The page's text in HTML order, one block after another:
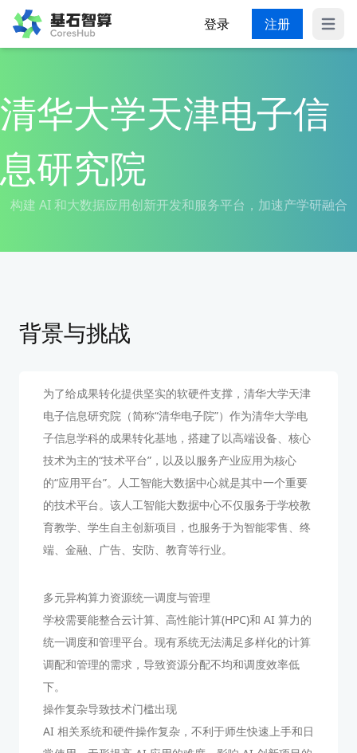
登录 注册 展开
清华大学天津电子信
息研究院
构建 AI 和大数据应用创新开发和服务平台，加速产学研融合
背景与挑战
为了给成果转化提供坚实的软硬件支撑，清华大学天津
电子信息研究院（简称“清华电子院”）作为清华大学电
子信息学科的成果转化基地，搭建了以高端设备、核心
技术为主的“技术平台”，以及以服务产业应用为核心
的“应用平台”。人工智能大数据中心就是其中一个重要
的技术平台。该人工智能大数据中心不仅服务于学校教
育教学、学生自主创新项目，也服务于为智能零售、终
端、金融、广告、安防、教育等行业。
多元异构算力资源统一调度与管理
学校需要能整合云计算、高性能计算(HPC)和 AI 算力的
统一调度和管理平台。现有系统无法满足多样化的计算
调配和管理的需求，导致资源分配不均和调度效率低
下。
操作复杂导致技术门槛出现
AI 相关系统和硬件操作复杂，不利于师生快速上手和日